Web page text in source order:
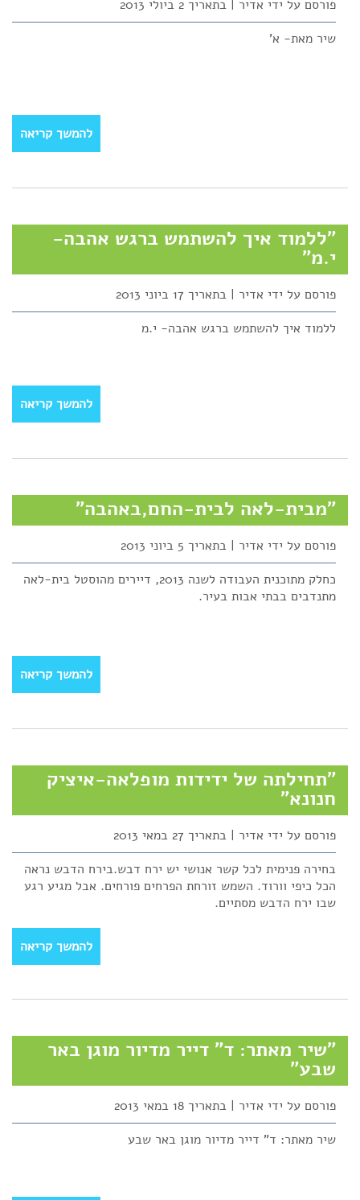
פורסם על ידי אדיר | בתאריך 2 ביולי 2013
שיר מאת- א'
להמשך קריאה
"ללמוד איך להשתמש ברגש אהבה-
י.מ"
פורסם על ידי אדיר | בתאריך 17 ביוני 2013
ללמוד איך להשתמש ברגש אהבה- י.מ
להמשך קריאה
"מבית-לאה לבית-החם,באהבה"
פורסם על ידי אדיר | בתאריך 5 ביוני 2013
כחלק מתוכנית העבודה לשנה 2013, דיירים מהוסטל בית-לאה
מתנדבים בבתי אבות בעיר.
להמשך קריאה
"תחילתה של ידידות מופלאה-איציק
חנונא"
פורסם על ידי אדיר | בתאריך 27 במאי 2013
בחירה פנימית לכל קשר אנושי יש ירח דבש.בירח הדבש נראה
הכל כיפי וורוד. השמש זורחת הפרחים פורחים. אבל מגיע רגע
שבו ירח הדבש מסתיים.
להמשך קריאה
"שיר מאתר: ד" דייר מדיור מוגן באר
שבע"
פורסם על ידי אדיר | בתאריך 18 במאי 2013
שיר מאתר: ד" דייר מדיור מוגן באר שבע